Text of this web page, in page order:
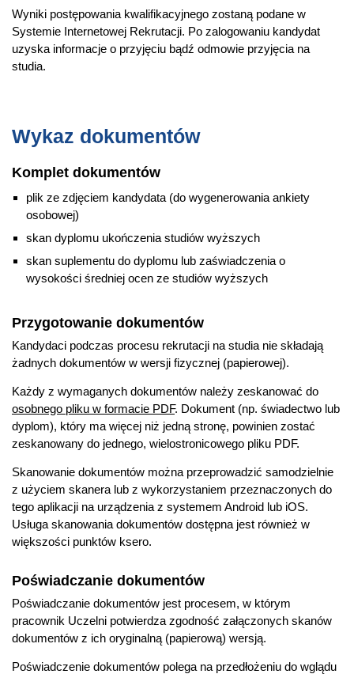
regionalne Dyrekcje Ochrony Środowiska;
firmy i laboratoria badawcze zajmujące się pomiarami
hałasu;
firmy konsultingowe w zakresie ochrony przed hałasem;
studia radiowe i telewizyjne;
branża IT;
teatry oraz inne ośrodki kulturowe.
Więcej informacji
Wydziałowa strona kierunku
Wyniki postępowania kwalifikacyjnego zostaną podane w
Systemie Internetowej Rekrutacji. Po zalogowaniu kandydat
uzyska informacje o przyjęciu bądź odmowie przyjęcia na
studia.
Wykaz dokumentów
Komplet dokumentów
plik ze zdjęciem kandydata (do wygenerowania ankiety
osobowej)
skan dyplomu ukończenia studiów wyższych
skan suplementu do dyplomu lub zaświadczenia o
wysokości średniej ocen ze studiów wyższych
Przygotowanie dokumentów
Kandydaci podczas procesu rekrutacji na studia nie składają
żadnych dokumentów w wersji fizycznej (papierowej).
Każdy z wymaganych dokumentów należy zeskanować do
osobnego pliku w formacie PDF. Dokument (np. świadectwo lub
dyplom), który ma więcej niż jedną stronę, powinien zostać
zeskanowany do jednego, wielostronicowego pliku PDF.
Skanowanie dokumentów można przeprowadzić samodzielnie
z użyciem skanera lub z wykorzystaniem przeznaczonych do
tego aplikacji na urządzenia z systemem Android lub iOS.
Usługa skanowania dokumentów dostępna jest również w
większości punktów ksero.
Poświadczanie dokumentów
Poświadczanie dokumentów jest procesem, w którym
pracownik Uczelni potwierdza zgodność załączonych skanów
dokumentów z ich oryginalną (papierową) wersją.
Poświadczenie dokumentów polega na przedłożeniu do wglądu